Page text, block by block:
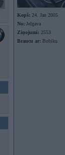
Kopš: 24. Jan 2005
No: Jelgava
Ziņojumi: 2553
Braucu ar: Bobiku